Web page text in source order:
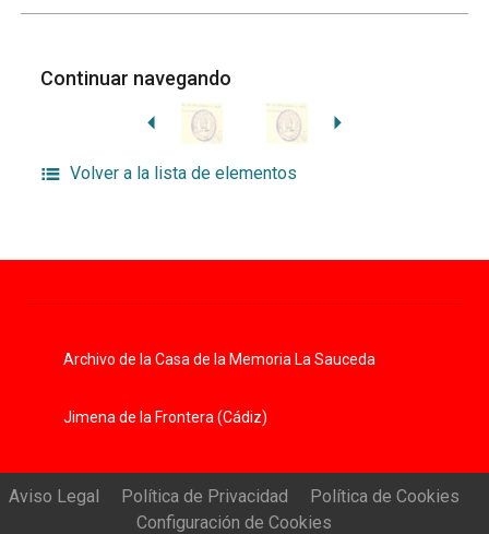
Continuar navegando
Volver a la lista de elementos
Archivo de la Casa de la Memoria La Sauceda
Jimena de la Frontera (Cádiz)
Aviso Legal Política de Privacidad
Política de Cookies
Configuración de Cookies